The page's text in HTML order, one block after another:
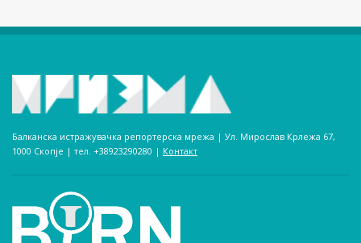
Балканска истражувачка репортерска мрежа | Ул. Мирослав Крлежа 67,
1000 Скопје | тел. +38923290280­ | Контакт